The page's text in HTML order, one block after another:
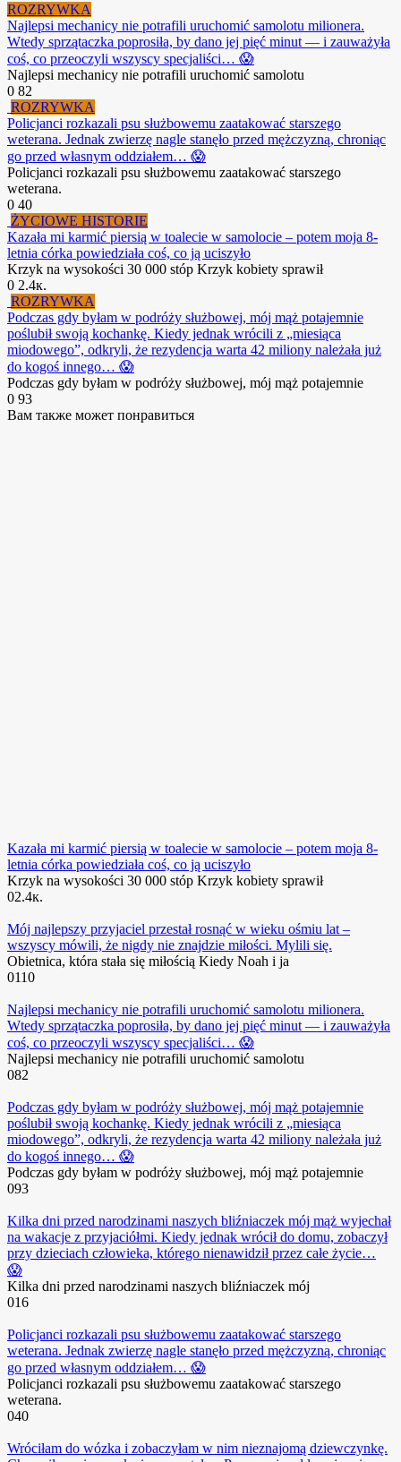
ROZRYWKA
Najlepsi mechanicy nie potrafili uruchomić samolotu milionera.
Wtedy sprzątaczka poprosiła, by dano jej pięć minut — i zauważyła
coś, co przeoczyli wszyscy specjaliści… 😱
Najlepsi mechanicy nie potrafili uruchomić samolotu
0 82
ROZRYWKA
Policjanci rozkazali psu służbowemu zaatakować starszego
weterana. Jednak zwierzę nagle stanęło przed mężczyzną, chroniąc
go przed własnym oddziałem… 😱
Policjanci rozkazali psu służbowemu zaatakować starszego
weterana.
0 40
ŻYCIOWE HISTORIE
Kazała mi karmić piersią w toalecie w samolocie – potem moja 8-
letnia córka powiedziała coś, co ją uciszyło
Krzyk na wysokości 30 000 stóp Krzyk kobiety sprawił
0 2.4к.
ROZRYWKA
Podczas gdy byłam w podróży służbowej, mój mąż potajemnie
poślubił swoją kochankę. Kiedy jednak wrócili z „miesiąca
miodowego”, odkryli, że rezydencja warta 42 miliony należała już
do kogoś innego… 😱
Podczas gdy byłam w podróży służbowej, mój mąż potajemnie
0 93
Вам также может понравиться
Kazała mi karmić piersią w toalecie w samolocie – potem moja 8-
letnia córka powiedziała coś, co ją uciszyło
Krzyk na wysokości 30 000 stóp Krzyk kobiety sprawił
02.4к.
Mój najlepszy przyjaciel przestał rosnąć w wieku ośmiu lat –
wszyscy mówili, że nigdy nie znajdzie miłości. Mylili się.
Obietnica, która stała się miłością Kiedy Noah i ja
0110
Najlepsi mechanicy nie potrafili uruchomić samolotu milionera.
Wtedy sprzątaczka poprosiła, by dano jej pięć minut — i zauważyła
coś, co przeoczyli wszyscy specjaliści… 😱
Najlepsi mechanicy nie potrafili uruchomić samolotu
082
Podczas gdy byłam w podróży służbowej, mój mąż potajemnie
poślubił swoją kochankę. Kiedy jednak wrócili z „miesiąca
miodowego”, odkryli, że rezydencja warta 42 miliony należała już
do kogoś innego… 😱
Podczas gdy byłam w podróży służbowej, mój mąż potajemnie
093
Kilka dni przed narodzinami naszych bliźniaczek mój mąż wyjechał
na wakacje z przyjaciółmi. Kiedy jednak wrócił do domu, zobaczył
przy dzieciach człowieka, którego nienawidził przez całe życie…
😱
Kilka dni przed narodzinami naszych bliźniaczek mój
016
Policjanci rozkazali psu służbowemu zaatakować starszego
weterana. Jednak zwierzę nagle stanęło przed mężczyzną, chroniąc
go przed własnym oddziałem… 😱
Policjanci rozkazali psu służbowemu zaatakować starszego
weterana.
040
Wróciłam do wózka i zobaczyłam w nim nieznajomą dziewczynkę.